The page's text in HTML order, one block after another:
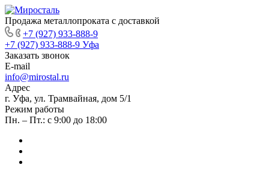
Продажа металлопроката с доставкой
+7 (927) 933-888-9
+7 (927) 933-888-9 Уфа
Заказать звонок
E-mail
info@mirostal.ru
Адрес
г. Уфа, ул. Трамвайная, дом 5/1
Режим работы
Пн. – Пт.: с 9:00 до 18:00